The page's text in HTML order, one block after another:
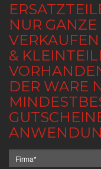
NUR
&
DER WARE